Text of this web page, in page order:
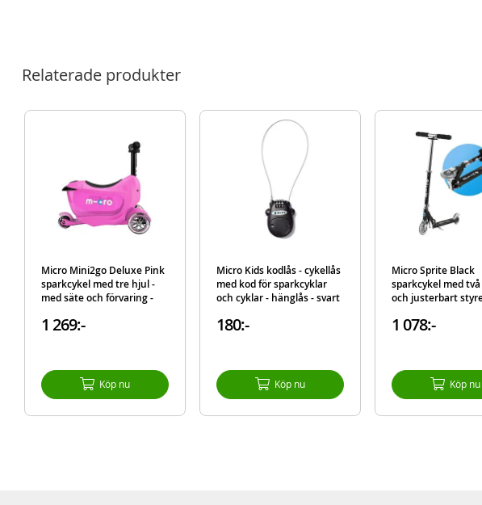
Micro PC-hjälm
Tvättbart och
Detaljer:
Storlek: M (52-
Avtagbart och
Vikt: 250g
Uppfyller
Mer
Modell
EAN
Relaterade produkter
Micro Mini2go Deluxe Pink
sparkcykel med tre hjul -
med säte och förvaring -
1 269:-
Köp nu
Micro Kids kodlås - cykellås
med kod för sparkcyklar
och cyklar - hänglås - svart
180:-
Köp nu
Micro Sprite Black
sparkcykel med
och justerbart
1 078:-
Köp nu